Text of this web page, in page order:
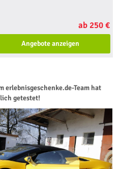
ab 250 €
Angebote anzeigen
erlebnisgeschenke.de-Team hat
getestet!